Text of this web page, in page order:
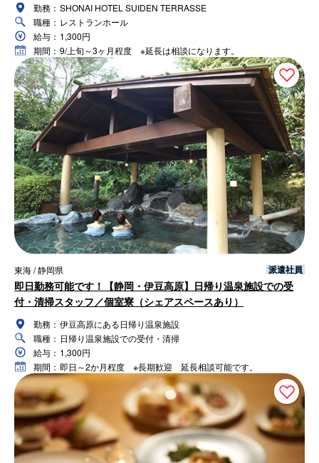
勤務： SHONAI HOTEL SUIDEN TERRASSE
職種： レストランホール
給与： 1,300円
期間： 9/上旬～3ヶ月程度 ※延長は相談になります。
東海 / 静岡県 派遣社員
即日勤務可能です！【静岡・伊豆高原】日帰り温泉施設での受
付・清掃スタッフ／個室寮（シェアスペースあり）
勤務： 伊豆高原にある日帰り温泉施設
職種： 日帰り温泉施設での受付・清掃
給与： 1,300円
期間： 即日～2か月程度 ※長期歓迎 延長相談可能です。